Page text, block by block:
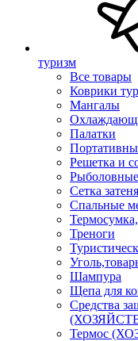
туризм
Все товары
Коврики
Мангалы
Палатки
Решетка и
Сетка
Спальные
Треноги
Шампура
Щепа для
Средства
Термос